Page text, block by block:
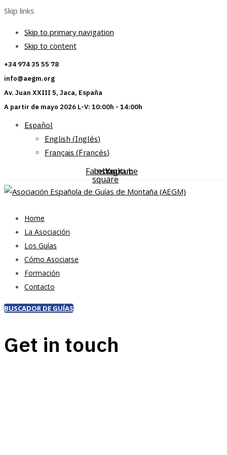
Skip links
Skip to primary navigation
Skip to content
+34 974 35 55 78
info@aegm.org
Av. Juan XXIII 5, Jaca, España
A partir de mayo 2026 L-V: 10:00h - 14:00h
Español
English (Inglés)
Français (Francés)
Facebook-
square
Instagram
Youtube
Home
La Asociación
Los Guías
Cómo Asociarse
Formación
Contacto
BUSCADOR DE GUÍAS
Get in touch